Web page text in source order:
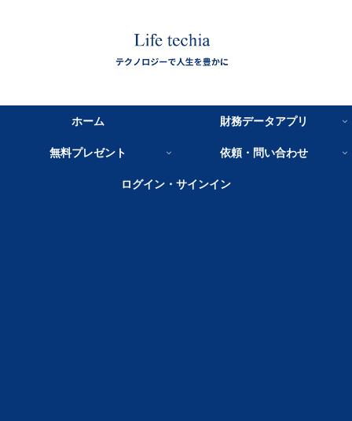
ホーム 財務データアプリ
無料プレゼント 依頼・問い合わせ
ログイン・サインイン